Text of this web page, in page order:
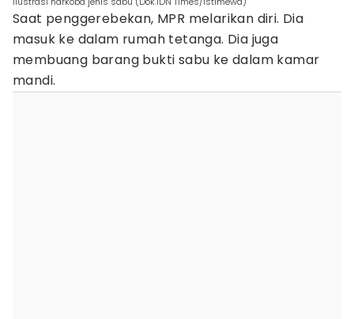
Saat penggerebekan, MPR melarikan diri. Dia
masuk ke dalam rumah tetanga. Dia juga
membuang barang bukti sabu ke dalam kamar
mandi.